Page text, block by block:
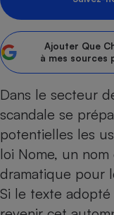
Ajouter Que
à mes sources
Dans le secteur
scandale se
potentielles les
loi Nome, un
dramatique pour
Si le texte
Choisir son fioul
Choisir son pellet
Comparateur
Energie Moins
Tous les
Toutes les cartes